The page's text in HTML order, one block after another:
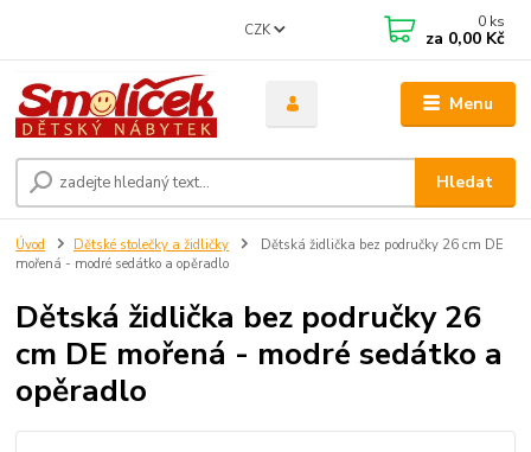
Menu
CZK
Hledat
0 ks
za 0,00 Kč
Úvod Dětské stolečky a židličky
Dětská židlička bez područky 26 cm DE
mořená - modré sedátko a opěradlo
Dětská židlička bez područky 26
cm DE mořená - modré sedátko a
opěradlo